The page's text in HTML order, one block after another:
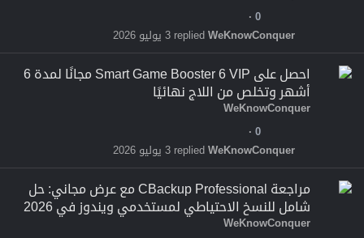
0
3 يوليو 2026
WeKnowConquer
احصل على Smart Game Booster 6 VIP مجانًا لمدة 6
أشهر وتخلص من اللاج نهائيًا
WeKnowConquer
0
3 يوليو 2026
WeKnowConquer
مراجعة CBackup Professional مع عرض مجاني: حل
شامل للنسخ الاحتياطي لمستخدمي ويندوز في 2026
WeKnowConquer